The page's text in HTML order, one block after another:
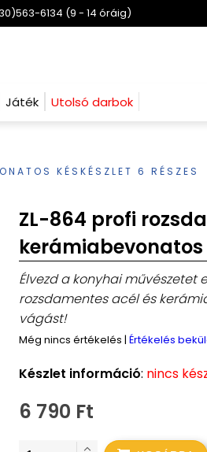
6134 (9 - 14 óráig)
Játék Utolsó darbok
KÉSKÉSZLET 6 RÉSZES
ZL-864 profi
kerámiabevonatos
Élvezd a konyhai művészetet
rozsdamentes acél és
vágást!
Még nincs értékelés | Értékelés
Készlet információ: nincs
6 790 Ft